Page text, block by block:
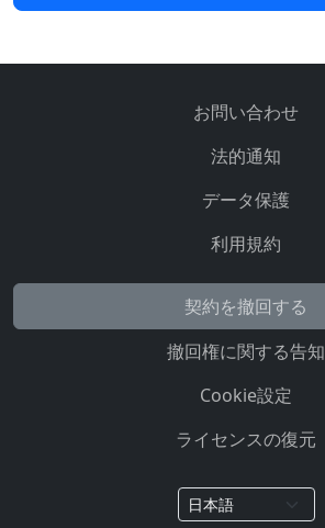
お問い合わせ
法的通知
データ保護
利用規約
契約を撤回する
撤回権に関する告知
Cookie設定
ライセンスの復元